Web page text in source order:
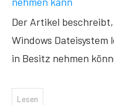
Der Artikel
Windows Dateisystem
in Besitz nehmen
Lesen